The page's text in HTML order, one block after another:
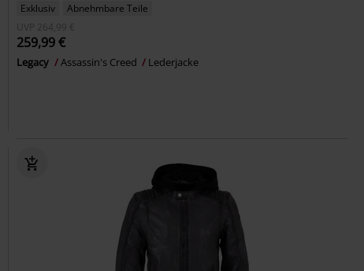
Exklusiv
Abnehmbare Teile
UVP
264,99 €
259,99 €
Legacy Assassin's Creed Lederjacke